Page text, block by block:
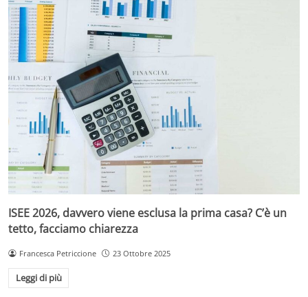
ISEE 2026, davvero viene esclusa la prima casa? C’è un
tetto, facciamo chiarezza
Francesca Petriccione 23 Ottobre 2025
Leggi di più